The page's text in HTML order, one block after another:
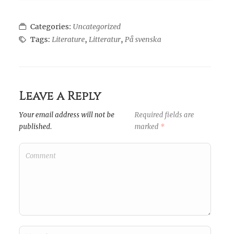
Categories: Uncategorized
Tags:Literature,Litteratur,På svenska
Leave a Reply
Your email address will not be
published.
Required fields are
marked *